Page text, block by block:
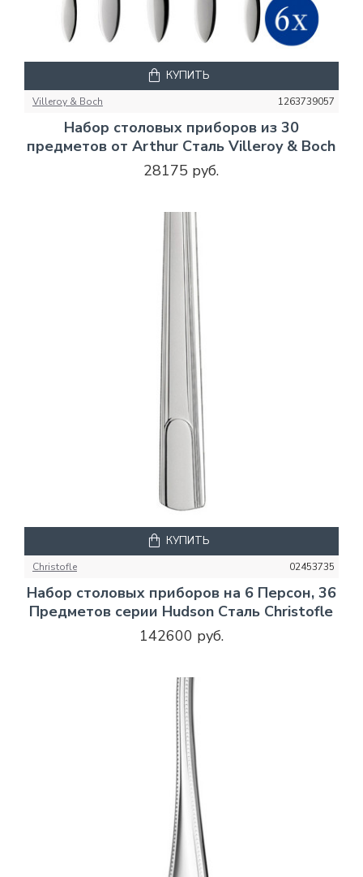
Villeroy & Boch 1263739057
Набор столовых приборов из 30
предметов от Arthur Сталь Villeroy & Boch
28175 руб.
КУПИТЬ
Christofle 02453735
Набор столовых приборов на 6 Персон, 36
Предметов серии Hudson Сталь Christofle
142600 руб.
КУПИТЬ